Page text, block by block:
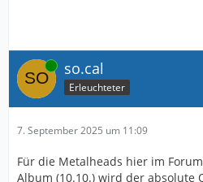
Online so.cal
Erleuchteter
7. September 2025 um 11:09
Für die Metalheads hier im
Album (10.10.) wird der absolute